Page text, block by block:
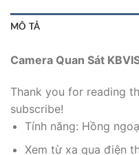
MÔ TẢ
Camera Quan Sát
Thank you for reading
subscribe!
Tính năng: Hồng
Xem từ xa qua điện